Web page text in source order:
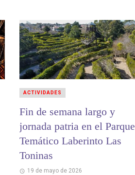
Fin de semana largo y
jornada patria en el Parque
Temático Laberinto Las
Toninas
19 de mayo de 2026
ACTIVIDADES